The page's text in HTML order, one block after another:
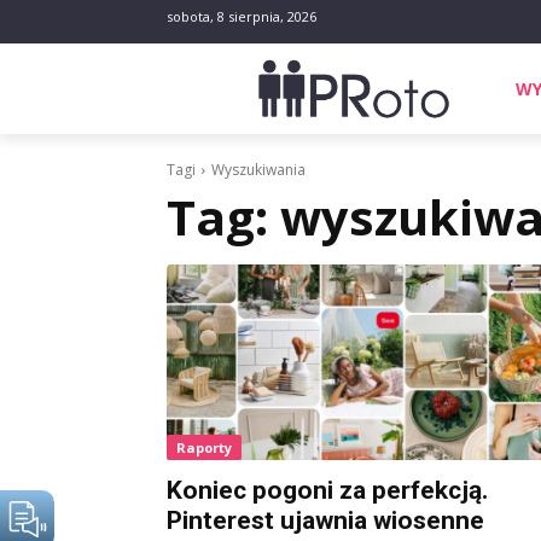
sobota, 8 sierpnia, 2026
Tagi Wyszukiwania
Tag:
Raporty
Koniec pogoni za perfekcją.
Pinterest ujawnia wiosenne